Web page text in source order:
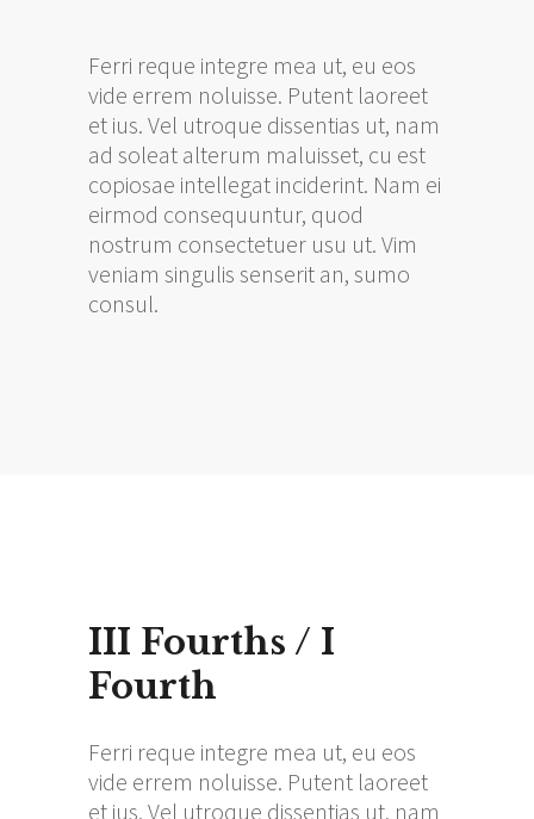
Ferri reque integre mea ut, eu eos
vide errem noluisse. Putent laoreet
et ius. Vel utroque dissentias ut, nam
ad soleat alterum maluisset, cu est
copiosae intellegat inciderint. Nam ei
eirmod consequuntur, quod
nostrum consectetuer usu ut. Vim
veniam singulis senserit an, sumo
consul.
III Fourths / I
Fourth
Ferri reque integre mea ut, eu eos
vide errem noluisse. Putent laoreet
et ius. Vel utroque dissentias ut, nam